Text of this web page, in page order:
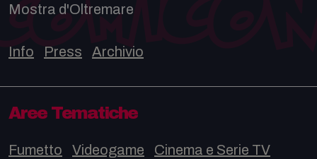
Mostra d'Oltremare
Info Press Archivio
Aree Tematiche
Fumetto Videogame
Cinema e Serie TV